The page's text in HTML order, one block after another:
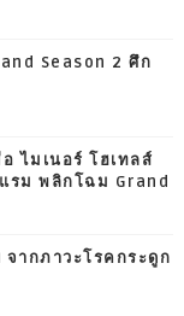
Season 2 ศึก
ไมเนอร์ โฮเทลส์
รม พลิกโฉม Grand
ากภาวะโรคกระดูก